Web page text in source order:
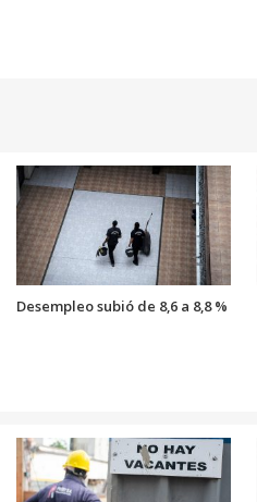
Desempleo subió de 8,6 a 8,8 %